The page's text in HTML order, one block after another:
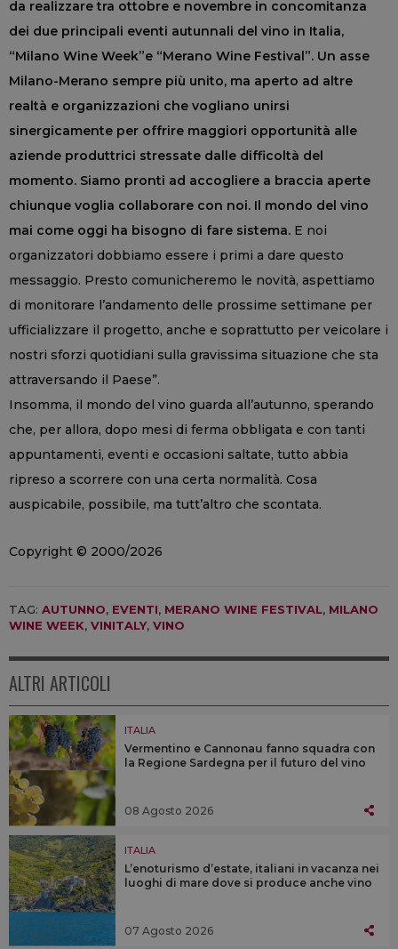
da realizzare tra ottobre e novembre in concomitanza
dei due principali eventi autunnali del vino in Italia,
“Milano Wine Week”e “Merano Wine Festival”. Un asse
Milano-Merano sempre più unito, ma aperto ad altre
realtà e organizzazioni che vogliano unirsi
sinergicamente per offrire maggiori opportunità alle
aziende produttrici stressate dalle difficoltà del
momento. Siamo pronti ad accogliere a braccia aperte
chiunque voglia collaborare con noi. Il mondo del vino
mai come oggi ha bisogno di fare sistema. E noi
organizzatori dobbiamo essere i primi a dare questo
messaggio. Presto comunicheremo le novità, aspettiamo
di monitorare l’andamento delle prossime settimane per
ufficializzare il progetto, anche e soprattutto per veicolare i
nostri sforzi quotidiani sulla gravissima situazione che sta
attraversando il Paese”.
Insomma, il mondo del vino guarda all’autunno, sperando
che, per allora, dopo mesi di ferma obbligata e con tanti
appuntamenti, eventi e occasioni saltate, tutto abbia
ripreso a scorrere con una certa normalità. Cosa
auspicabile, possibile, ma tutt’altro che scontata.
Copyright © 2000/2026
TAG: AUTUNNO, EVENTI, MERANO WINE FESTIVAL, MILANO
WINE WEEK, VINITALY, VINO
ALTRI ARTICOLI
ITALIA
Vermentino e Cannonau fanno squadra con
la Regione Sardegna per il futuro del vino
08 Agosto 2026
ITALIA
L’enoturismo d’estate, italiani in vacanza nei
luoghi di mare dove si produce anche vino
07 Agosto 2026